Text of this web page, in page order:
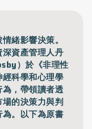
緒影響決策。
資產管理人丹
）於《非理性
科學和心理學
，帶領讀者透
的決策力與判
。以下為原書